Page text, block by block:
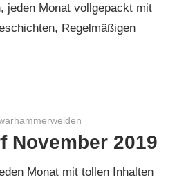
jeden Monat vollgepackt mit
Regelmäßigen
November 2019
Monat mit tollen Inhalten